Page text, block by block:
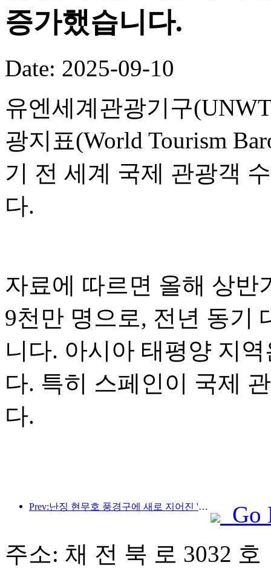
증가했습니다.
Date: 2025-09-10
유엔세계관광기구
광지표(World Tourism
기 전 세계 국제 관광객
다.
자료에 따르면 올해 상반
9천만 명으로, 전년 동기
니다. 아시아 태평양 지
다. 특히 스페인이 국제
다.
Prev:난징 현무호 풍경구에 새로 지어진 '진링 시관'을 포함한 4개의 문화 공간이 공식적으로 개장했습니다.
Go
주소: 채 전 북 로 3032 호